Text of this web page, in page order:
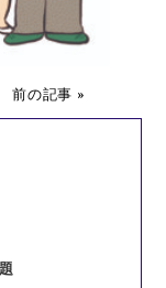
前の記事 »